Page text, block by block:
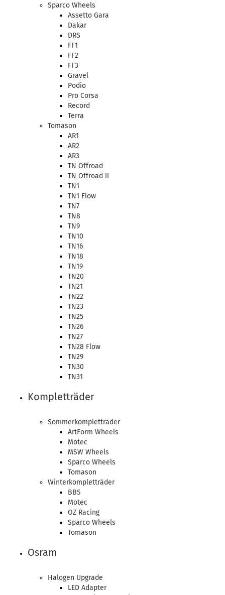
Sparco Wheels
Assetto Gara
Dakar
DRS
FF1
FF2
FF3
Gravel
Podio
Pro Corsa
Record
Terra
Tomason
AR1
AR2
AR3
TN Offroad
TN Offroad II
TN1
TN1 Flow
TN7
TN8
TN9
TN10
TN16
TN18
TN19
TN20
TN21
TN22
TN23
TN25
TN26
TN27
TN28 Flow
TN29
TN30
TN31
Kompletträder
Sommerkompletträder
ArtForm Wheels
Motec
MSW Wheels
Sparco Wheels
Tomason
Winterkompletträder
BBS
Motec
OZ Racing
Sparco Wheels
Tomason
Osram
Halogen Upgrade
LED Adapter